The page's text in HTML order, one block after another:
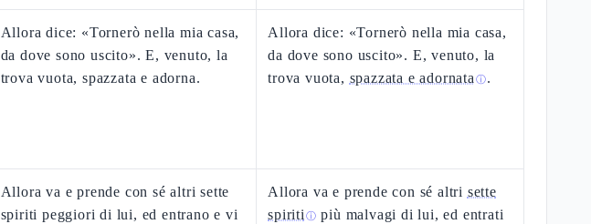
Allora dice: «Tornerò nella mia casa,
da dove sono uscito». E, venuto, la
trova vuota, spazzata e adorna.
Allora dice: «Tornerò nella mia casa,
da dove sono uscito». E, venuto, la
trova vuota, spazzata e adornata ⓘ.
Allora va e prende con sé altri sette
spiriti peggiori di lui, ed entrano e vi
Allora va e prende con sé altri sette
spiriti ⓘ più malvagi di lui, ed entrati